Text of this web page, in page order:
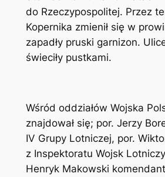
do Rzeczypospolitej. Przez
Kopernika zmienił się w
zapadły pruski garnizon.
świeciły pustkami.
Wśród oddziałów Wojska
znajdował się; por. Jerzy
IV Grupy Lotniczej, por.
z Inspektoratu Wojsk
Henryk Makowski komendant